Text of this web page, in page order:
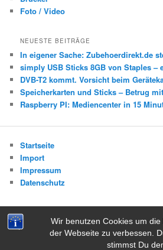
Wir benutzen Cookies um
der Webseite zu verbessen.
stimmst Du
Foto / Video
NEUESTE BEITRÄGE
In eigener Sache: Zubehoerdirekt.de
simply USB Sticks 8GB von Staples –
DVB-T2 kommt. Vorsicht beim
Speicherkarten und Sticks – Betrug
Raspberry PI: Mediencenter in 15
Startseite
Import
Impressum
Datenschutz
Stolz präsentiert